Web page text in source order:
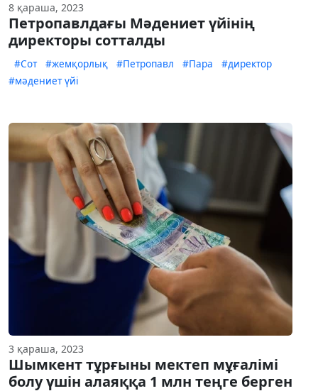
8 қараша, 2023
Петропавлдағы Мәдениет үйінің
директоры сотталды
#Сот #жемқорлық #Петропавл #Пара
#директор
#мәдениет үйі
3 қараша, 2023
Шымкент тұрғыны мектеп мұғалімі
болу үшін алаяққа 1 млн теңге берген